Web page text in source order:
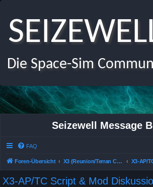
Die Space-Sim
Seizewell Message
FAQ
Foren-Übersicht X3 (Reunion/Terran Conflict /Albion Prelude) Allgemeines Deutsches Forum
X3-AP/TC Script & Mod